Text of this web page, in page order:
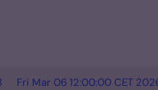
Fri Mar 06 12:00:00 CET